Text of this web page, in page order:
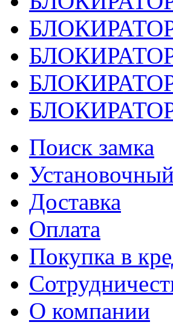
Поиск замка
Доставка
Оплата
Покупка в
О компании